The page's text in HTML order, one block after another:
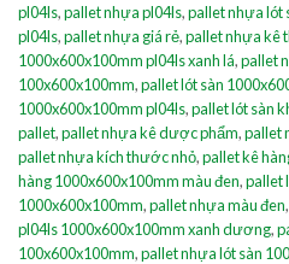
pl04ls,pallet nhựa pl04ls,pallet nhựa lót
pl04ls,pallet nhựa giá rẻ,pallet nhựa kê
1000x600x100mm pl04ls xanh lá,pallet
100x600x100mm,pallet lót sàn
1000x600x100mm pl04ls,pallet lót sàn
pallet,pallet nhựa kê dược phẩm,pallet
pallet nhựa kích thước nhỏ,pallet kê
hàng 1000x600x100mm màu đen,pallet
1000x600x100mm,pallet nhựa màu đen,
pl04ls 1000x600x100mm xanh dương,
100x600x100mm,pallet nhựa lót sàn